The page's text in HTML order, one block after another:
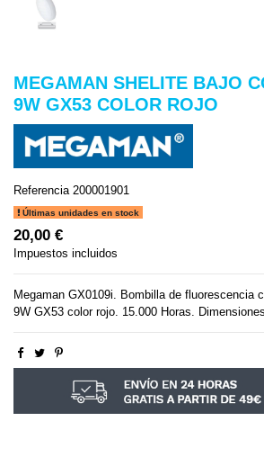
MEGAMAN SHELITE BAJO
9W GX53 COLOR ROJO
Referencia 200001901
Últimas unidades en stock
20,00 €
Impuestos incluidos
Megaman GX0109i. Bombilla de fluorescencia
9W GX53 color rojo. 15.000 Horas.